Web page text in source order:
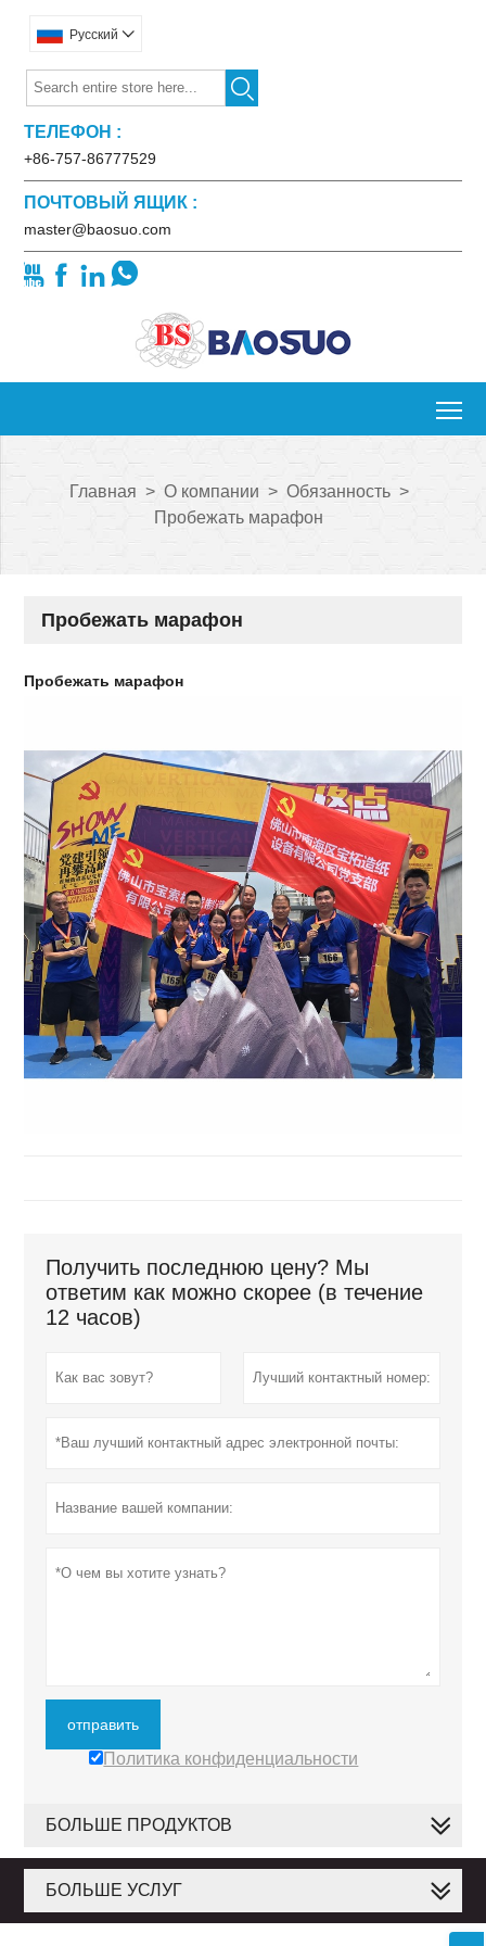
Pусский 

ТЕЛЕФОН :
+86-757-86777529
ПОЧТОВЫЙ ЯЩИК :
master@baosuo.com
   
Главная > О компании > Обязанность >
Пробежать марафон
Пробежать марафон
Пробежать марафон
Получить последнюю цену? Мы
ответим как можно скорее (в течение
12 часов)
отправить
Политика конфиденциальности
БОЛЬШЕ ПРОДУКТОВ
БОЛЬШЕ УСЛУГ